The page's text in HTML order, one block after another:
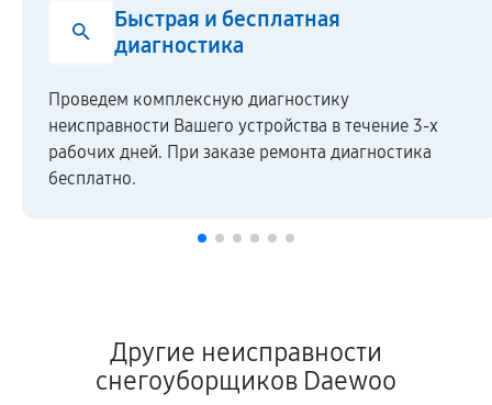
Быстрая и бесплатная
диагностика
Проведем комплексную диагностику
неисправности Вашего устройства в течение 3-х
рабочих дней. При заказе ремонта диагностика
бесплатно.
Другие неисправности
снегоуборщиков Daewoo